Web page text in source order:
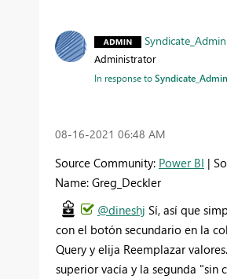
Syndicate_Admin
Administrator
In response toSyndicate_Admin
‎08-16-2021 06:48 AM
Source Community: Power BI |
Name: Greg_Deckler
@dineshj Sí, así que
con el botón secundario en la
Query y elija Reemplazar
superior vacía y la segunda "sin